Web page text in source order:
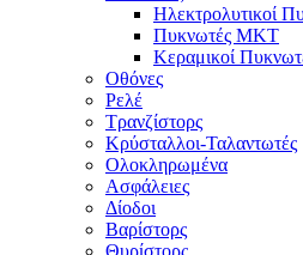
Ηλεκτρολυτικοί
Πυκνωτές MKT
Κεραμικοί
Οθόνες
Ρελέ
Τρανζίστορς
Κρύσταλλοι-Ταλαντωτές
Ολοκληρωμένα
Ασφάλειες
Δίοδοι
Βαρίστορς